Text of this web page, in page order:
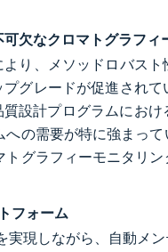
欠なクロマトグラフィ
り、メソッドロバス
グレードが促進され
設計プログラムにお
の需要が特に強まっ
グラフィーモニタリ
フォーム
実現しながら、自動メ